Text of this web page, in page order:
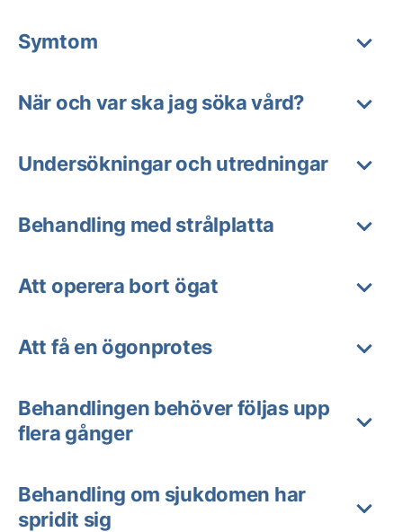
Symtom
När och var ska jag söka vård?
Undersökningar och utredningar
Behandling med strålplatta
Att operera bort ögat
Att få en ögonprotes
Behandlingen behöver följas upp
flera gånger
Behandling om sjukdomen har
spridit sig